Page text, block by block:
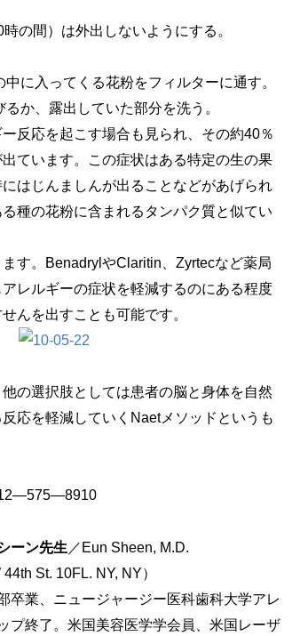
の間）は外出しないようにする。
に入ってくる花粉をフィルターに通す。
か、露出していた部分を洗う。
反応を起こす場合も見られ、その約40％
ています。この症状はある特定の生の果
はじんましんが出ることなどがあげられ
種の花粉に含まれるタンパク質と似てい
す。BenadrylやClaritin、Zyrtecなど薬局
レルギーの症状を軽減するのにある程度
んを出すことも可能です。
の選択肢としては患者の脳と身体を自然
応を軽減していくNaetメソッドというも
ーン先生 ／Eun Sheen, M.D.
St. 10FL. NY, NY）
卒業、ニュージャージー医科歯科大学アレ
プ終了。米国美容医学学会員、米国レーザ